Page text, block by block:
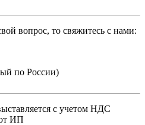
вопрос, то свяжитесь с нами:
по России)
с учетом НДС
ИП